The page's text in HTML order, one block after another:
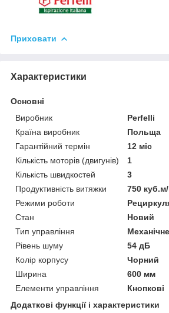
Приховати
Характеристики
Основні
Виробник
Perfelli
Країна виробник
Польща
Гарантійний термін
12 міс
Кількість моторів (двигунів)
1
Кількість швидкостей
3
Продуктивність витяжки
750
Режими роботи
Стан
Новий
Тип управління
Механічне
Рівень шуму
54 дБ
Колір корпусу
Чорний
Ширина
600 мм
Елементи управління
Кнопкові
Додаткові функції і характеристики